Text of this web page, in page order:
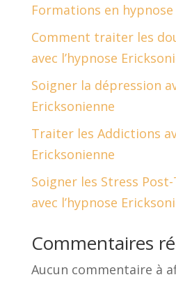
Formations en
Comment traiter les
avec l’hypnose
Soigner la dépression
Ericksonienne
Traiter les Addictions
Ericksonienne
Soigner les Stress
avec l’hypnose
Commentaires
Aucun commentaire à